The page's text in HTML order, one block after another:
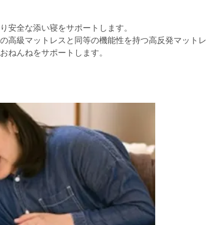
安全な添い寝をサポートします。
高級マットレスと同等の機能性を持つ高反発マットレ
ねんねをサポートします。